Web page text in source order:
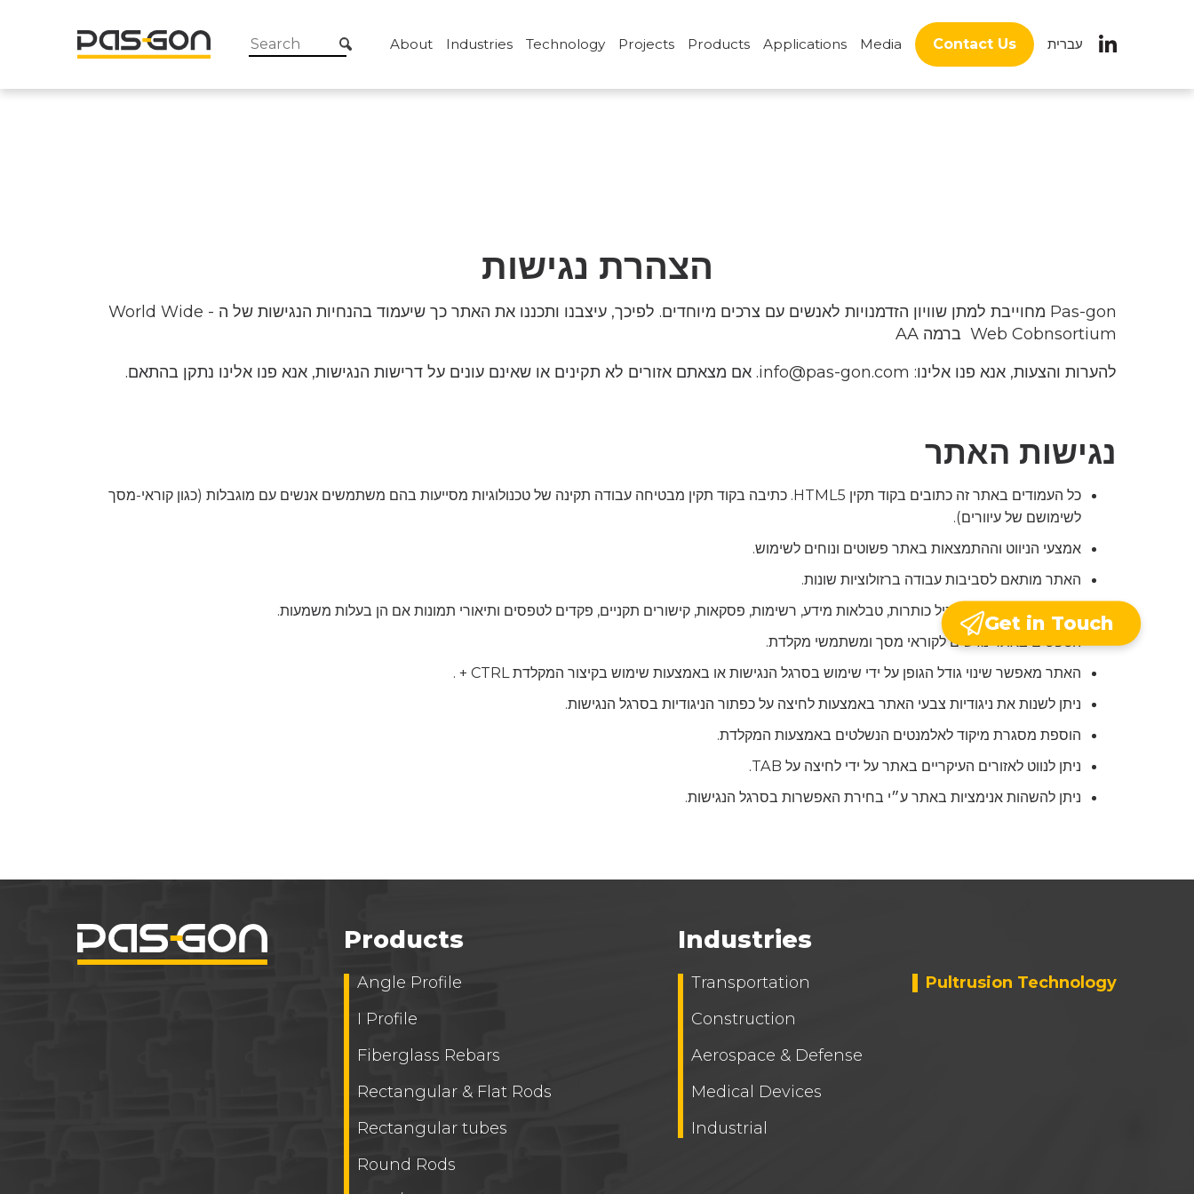
About Industries Technology Projects Products Applications Media Contact Us עברית
Get in Touch
הצהרת נגישות
Pas-gon מחוייבת למתן שוויון הזדמנויות לאנשים עם צרכים מיוחדים. לפיכך, עיצבנו ותכננו את האתר כך שיעמוד בהנחיות הנגישות של ה - World Wide
Web Cobnsortium ברמה AA
להערות והצעות, אנא פנו אלינו: info@pas-gon.com. אם מצאתם אזורים לא תקינים או שאינם עונים על דרישות הנגישות, אנא פנו אלינו נתקן בהתאם.
נגישות האתר
כל העמודים באתר זה כתובים בקוד תקין HTML5. כתיבה בקוד תקין מבטיחה עבודה תקינה של טכנולוגיות מסייעות בהם משתמשים אנשים עם מוגבלות (כגון קוראי-מסך
לשימושם של עיוורים).
אמצעי הניווט וההתמצאות באתר פשוטים ונוחים לשימוש.
האתר מותאם לסביבות עבודה ברזולוציות שונות.
התוכן באתר סמנטי. מכיל כותרות, טבלאות מידע, רשימות, פסקאות, קישורים תקניים, פקדים לטפסים ותיאורי תמונות אם הן בעלות משמעות.
הטפסים באתר נגישים לקוראי מסך ומשתמשי מקלדת.
האתר מאפשר שינוי גודל הגופן על ידי שימוש בסרגל הנגישות או באמצעות שימוש בקיצור המקלדת CTRL + .
ניתן לשנות את ניגודיות צבעי האתר באמצעות לחיצה על כפתור הניגודיות בסרגל הנגישות.
הוספת מסגרת מיקוד לאלמנטים הנשלטים באמצעות המקלדת.
ניתן לנווט לאזורים העיקריים באתר על ידי לחיצה על TAB.
ניתן להשהות אנימציות באתר ע״י בחירת האפשרות בסרגל הנגישות.
Products
Angle Profile
I Profile
Fiberglass Rebars
Rectangular & Flat Rods
Rectangular tubes
Round Rods
Industries
Transportation
Construction
Aerospace & Defense
Medical Devices
Industrial
Pultrusion Technology